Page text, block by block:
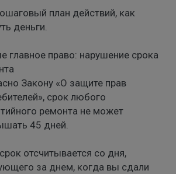
план действий, как
деньги.
главное право: нарушение срока
Закону «О защите прав
срок любого
ремонта не может
45 дней.
отсчитывается со дня,
за днем, когда вы сдали